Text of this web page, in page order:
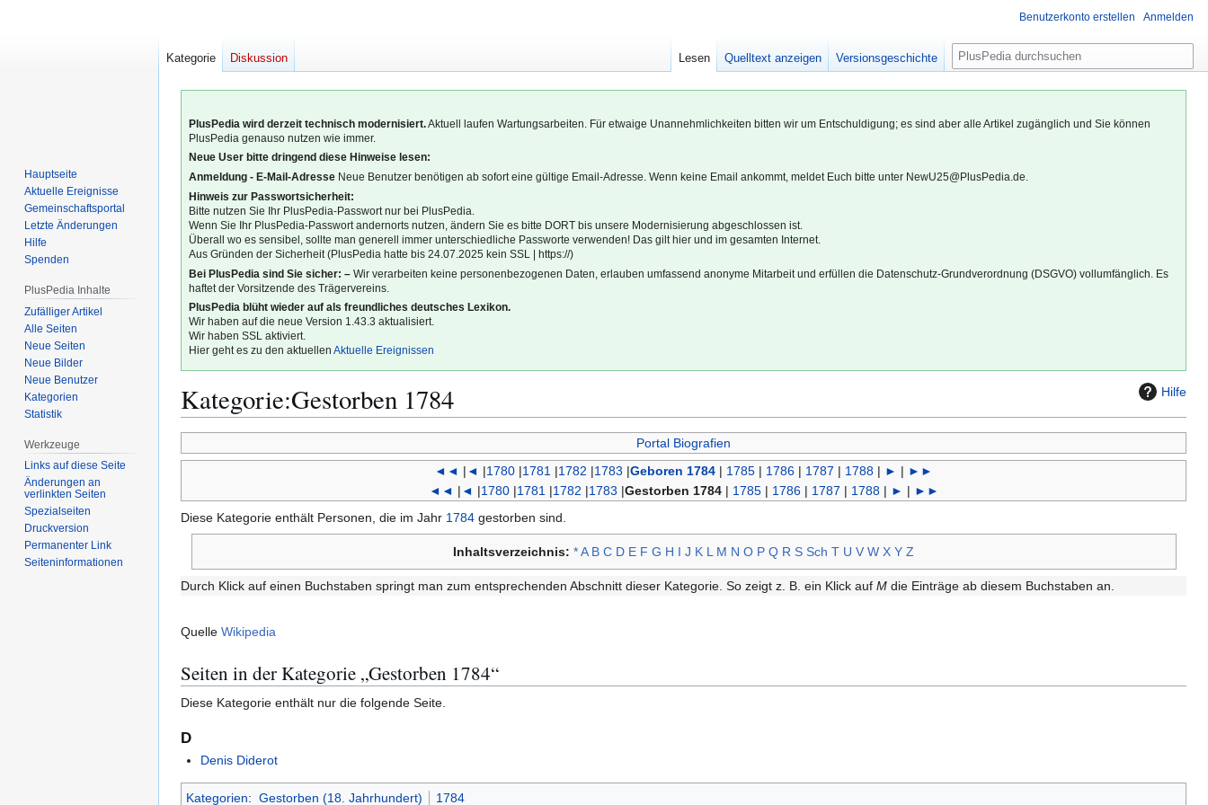
PlusPedia wird derzeit technisch modernisiert.Aktuell laufen Wartungsarbeiten. Für etwaige Unannehmlichkeiten bitten wir um Entschuldigung; es sind aber alle Artikel zugänglich und Sie können
PlusPedia genauso nutzen wie immer.
Neue User bitte dringend diese Hinweise lesen:
Anmeldung - E-Mail-Adresse Neue Benutzer benötigen ab sofort eine gültige Email-Adresse. Wenn keine Email ankommt, meldet Euch bitte unter NewU25@PlusPedia.de.
Hinweis zur Passwortsicherheit:
Bitte nutzen Sie Ihr PlusPedia-Passwort nur bei PlusPedia.
Wenn Sie Ihr PlusPedia-Passwort andernorts nutzen, ändern Sie es bitte DORT bis unsere Modernisierung abgeschlossen ist.
Überall wo es sensibel, sollte man generell immer unterschiedliche Passworte verwenden! Das gilt hier und im gesamten Internet.
Aus Gründen der Sicherheit (PlusPedia hatte bis 24.07.2025 kein SSL | https://)
Bei PlusPedia sind Sie sicher: – Wir verarbeiten keine personenbezogenen Daten, erlauben umfassend anonyme Mitarbeit und erfüllen die Datenschutz-Grundverordnung (DSGVO) vollumfänglich. Es
haftet der Vorsitzende des Trägervereins.
PlusPedia blüht wieder auf als freundliches deutsches Lexikon.
Wir haben auf die neue Version 1.43.3 aktualisiert.
Wir haben SSL aktiviert.
Hier geht es zu den aktuellenAktuelle Ereignissen
Hilfe
Kategorie:Gestorben 1784
Navigation
Suche
Portal Biografien
◄◄ | ◄ |1780 |1781 |1782 |1783 |Geboren 1784 | 1785 | 1786 | 1787 | 1788 | ► | ►►
◄◄ | ◄ |1780|1781 |1782 |1783 |Gestorben 1784| 1785| 1786| 1787 | 1788| ► | ►►
Diese Kategorie enthält Personen, die im Jahr 1784 gestorben sind.
Inhaltsverzeichnis: *A B C D E F G H I J K L M N O P Q R S Sch T U V W X Y Z
Durch Klick auf einen Buchstaben springt man zum entsprechenden Abschnitt dieser Kategorie. So zeigt z. B. ein Klick auf M die Einträge ab diesem Buchstaben an.
Quelle Wikipedia
Seiten in der Kategorie „Gestorben 1784“
Diese Kategorie enthält nur die folgende Seite.
D
Denis Diderot
Kategorien: Gestorben (18. Jahrhundert) 1784
Benutzerkonto erstellen Anmelden
Kategorie Diskussion Lesen Quelltext anzeigen Versionsgeschichte
S
u
c
e
Hauptseite
Aktuelle Ereignisse
Gemeinschafts­portal
Letzte Änderungen
Hilfe
Spenden
PlusPedia Inhalte
Zufälliger Artikel
Alle Seiten
Neue Seiten
Neue Bilder
Neue Benutzer
Kategorien
Statistik
Werkzeuge
Links auf diese Seite
Änderungen an
verlinkten Seiten
Spezialseiten
Druckversion
Permanenter Link
Seiten­­informationen